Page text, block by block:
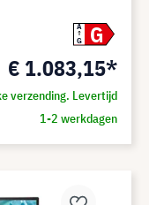
A
G
G
€ 1.083,15*
verzending. Levertijd
1-2 werkdagen